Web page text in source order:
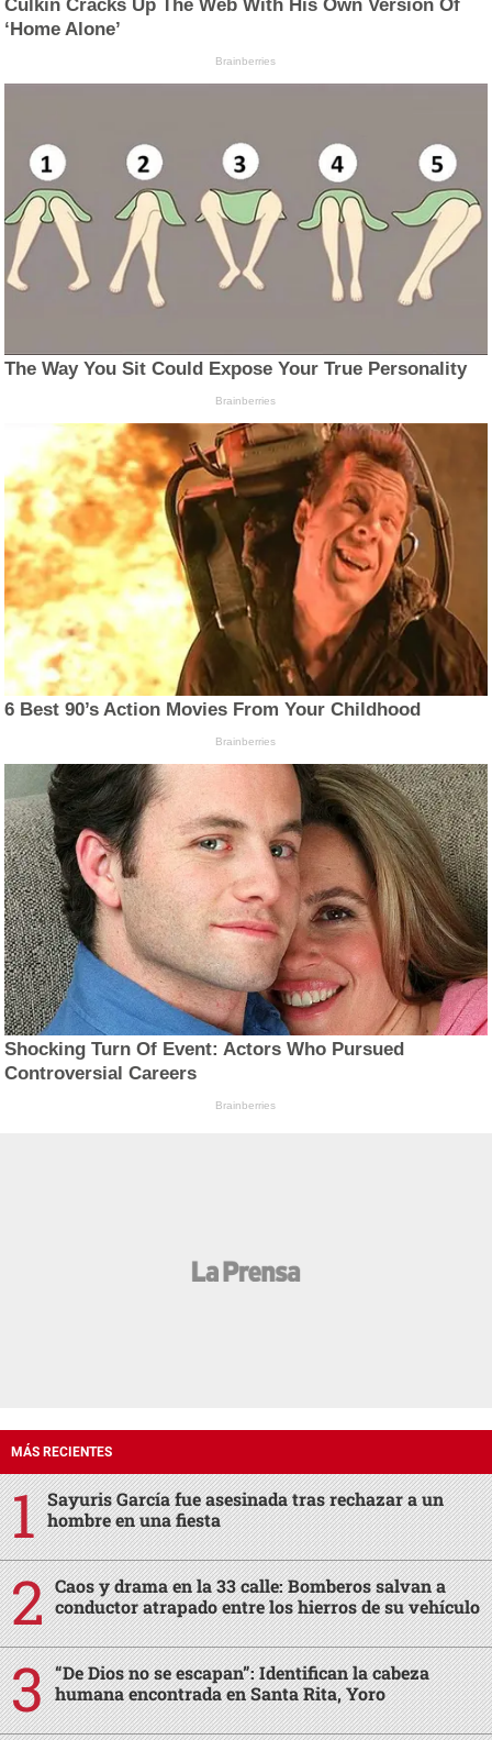
Culkin Cracks Up The Web With His Own Version Of
‘Home Alone’
Brainberries
The Way You Sit Could Expose Your True Personality
Brainberries
6 Best 90’s Action Movies From Your Childhood
Brainberries
Shocking Turn Of Event: Actors Who Pursued
Controversial Careers
Brainberries
MÁS RECIENTES
Sayuris García fue asesinada tras rechazar a un
hombre en una fiesta
Caos y drama en la 33 calle: Bomberos salvan a
conductor atrapado entre los hierros de su vehículo
“De Dios no se escapan”: Identifican la cabeza
humana encontrada en Santa Rita, Yoro